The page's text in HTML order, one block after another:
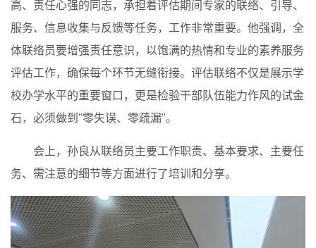
高、责任心强的同志，承担着评估期间专家的联络、引导、
服务、信息收集与反馈等任务，工作非常重要。他强调，全
体联络员要增强责任意识，以饱满的热情和专业的素养服务
评估工作，确保每个环节无缝衔接。评估联络不仅是展示学
校办学水平的重要窗口，更是检验干部队伍能力作风的试金
石，必须做到"零失误、零疏漏"。
会上，孙良从联络员主要工作职责、基本要求、主要任
务、需注意的细节等方面进行了培训和分享。